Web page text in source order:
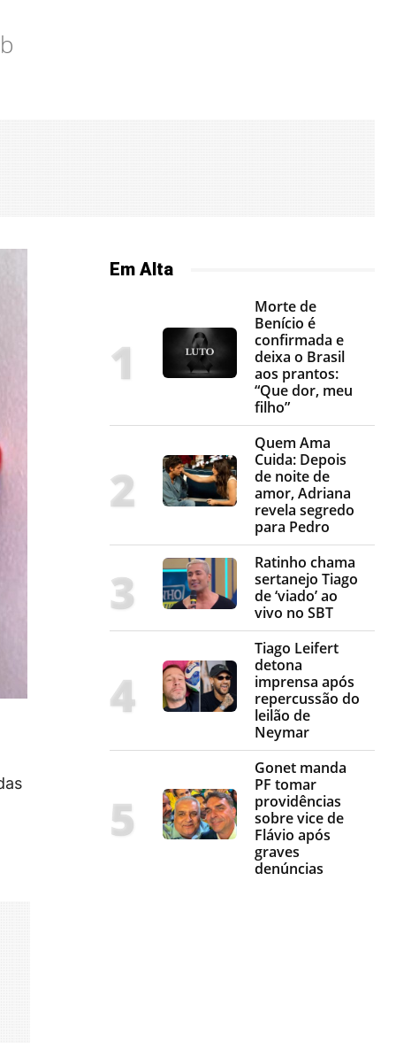
Em Alta
Morte de
Benício é
confirmada e
deixa o Brasil
aos prantos:
“Que dor, meu
filho”
Quem Ama
Cuida: Depois
de noite de
amor, Adriana
revela segredo
para Pedro
Ratinho chama
sertanejo Tiago
de ‘viado’ ao
vivo no SBT
Tiago Leifert
detona
imprensa após
repercussão do
leilão de
Neymar
Gonet manda
PF tomar
providências
sobre vice de
Flávio após
graves
denúncias